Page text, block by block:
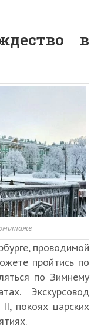
в
проводимой
пройтись по
по Зимнему
Экскурсовод
покоях царских